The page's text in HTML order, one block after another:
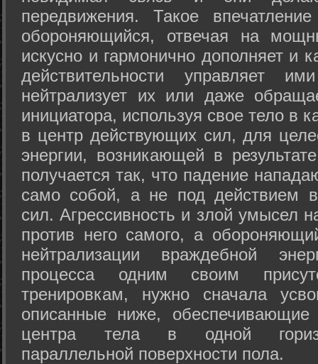
передвижения. Такое
обороняющийся, отвечая на
искусно и гармонично дополняет и
действительности управляет
нейтрализует их или даже
инициатора, используя свое тело в
в центр действующих сил, для
энергии, возникающей в
получается так, что падение
само собой, а не под действием
сил. Агрессивность и злой умысел
против него самого, а
нейтрализации враждебной
процесса одним своим
тренировкам, нужно сначала
описанные ниже, обеспечивающие
центра тела в одной
параллельной поверхности пола.